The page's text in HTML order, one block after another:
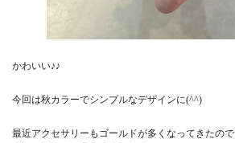
かわいい♪♪
今回は秋カラーでシンプルなデザインに(^^)
最近アクセサリーもゴールドが多くなってきたので